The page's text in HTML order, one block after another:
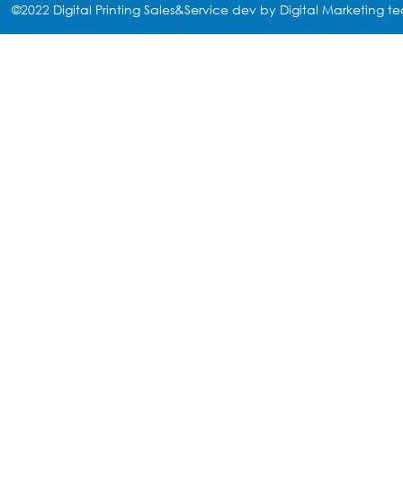
©2022 Digital Printing Sales&Service dev by Digital Marketing